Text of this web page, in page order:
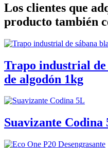
Los clientes que
producto también
Trapo industrial de
de algodón 1kg
Suavizante Codina